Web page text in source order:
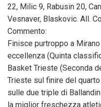
22, Milic 9, Rabusin 20,
Vesnaver, Blaskovic. All.
Commento:
Finisce purtroppo a
eccellenza (Quinta
Basket Trieste (Seconda
Trieste sul finire del
sulle due triple di
la miglior freschezza